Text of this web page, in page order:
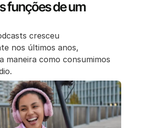
funções de um
cresceu
nos últimos anos,
maneira como consumimos